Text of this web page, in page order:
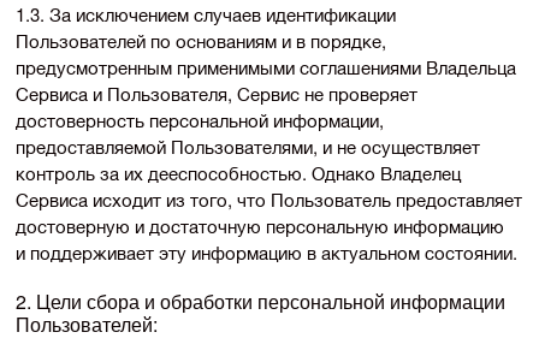
1.3. За исключением случаев идентификации
Пользователей по основаниям и в порядке,
предусмотренным применимыми соглашениями Владельца
Сервиса и Пользователя, Сервис не проверяет
достоверность персональной информации,
предоставляемой Пользователями, и не осуществляет
контроль за их дееспособностью. Однако Владелец
Сервиса исходит из того, что Пользователь предоставляет
достоверную и достаточную персональную информацию
и поддерживает эту информацию в актуальном состоянии.
2. Цели сбора и обработки персональной информации
Пользователей: